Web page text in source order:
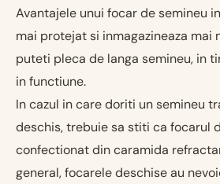
Avantajele unui focar de semineu
mai protejat si inmagazineaza mai
puteti pleca de langa semineu, in
in functiune.
In cazul in care doriti un semineu
deschis, trebuie sa stiti ca focarul
confectionat din caramida
general, focarele deschise au